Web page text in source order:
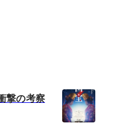
撃の考察